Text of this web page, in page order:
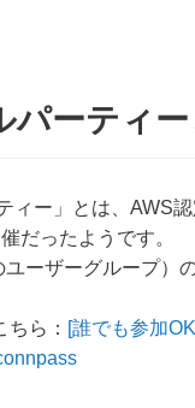
パーティー
ィー」とは、AWS
だったようです。
ーザーグループ）
ら： [誰でも参加